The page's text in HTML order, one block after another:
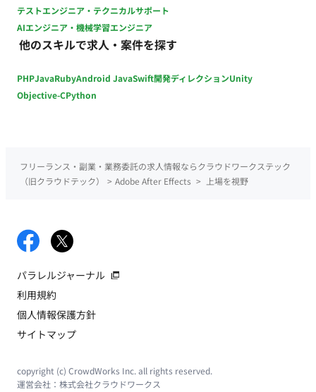
テストエンジニア・テクニカルサポート
AIエンジニア・機械学習エンジニア
他のスキルで求人・案件を探す
PHPJavaRubyAndroid JavaSwift開発ディレクションUnity
Objective-CPython
フリーランス・副業・業務委託の求人情報ならクラウドワークステック
（旧クラウドテック）
> Adobe After Effects > 上場を視野
パラレルジャーナル
利用規約
個人情報保護方針
サイトマップ
copyright (c) CrowdWorks Inc. all rights reserved.
運営会社： 株式会社クラウドワークス